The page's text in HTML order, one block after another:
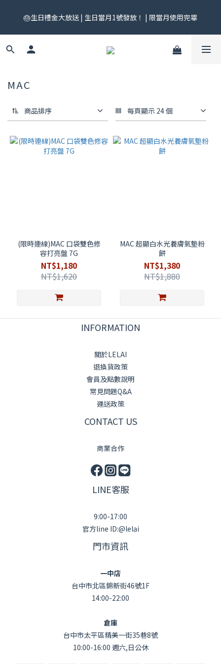
領券中心領，碼碼不同快去領！
🎂生日禮金大放送 | 生日當月1號發放！ | 限當月使用完畢
🎟️ 免運券來了！每月 25 號準時開搶｜$299／$999 各一張｜官網
MAC
商品排序 每頁顯示 24 個
(限時連線)MAC 口袋雙色修
容打亮盤 7G
NT$1,180
NT$1,620
MAC 超顯白水光養膚氣墊粉
餅
NT$1,380
NT$1,880
INFORMATION
關於LELAI
退換貨政策
會員及點數說明
常見問題Q&A
運送政策
CONTACT US
商業合作
LINE客服
9:00-17:00
官方line ID:@lelai
門市資訊
一中店
台中市北區錦新街46號1F
14:00-22:00
倉庫
台中市太平區精美一街35巷8號
10:00-16:00 週六,日公休